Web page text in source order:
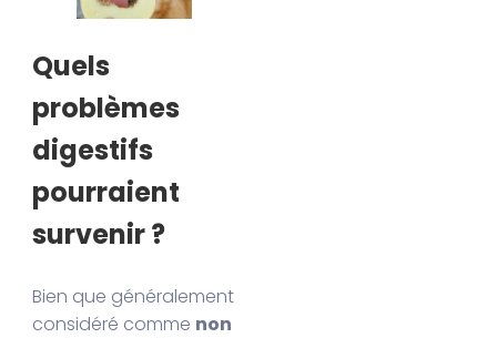
Quels
problèmes
digestifs
pourraient
survenir ?
Bien que généralement
considéré comme non